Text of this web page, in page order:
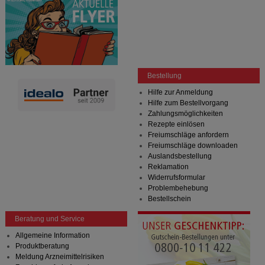
Bestellung
Hilfe zur Anmeldung
Hilfe zum Bestellvorgang
Zahlungsmöglichkeiten
Rezepte einlösen
Freiumschläge anfordern
Freiumschläge downloaden
Auslandsbestellung
Reklamation
Widerrufsformular
Problembehebung
Bestellschein
Beratung und Service
Allgemeine Information
Produktberatung
Meldung Arzneimittelrisiken